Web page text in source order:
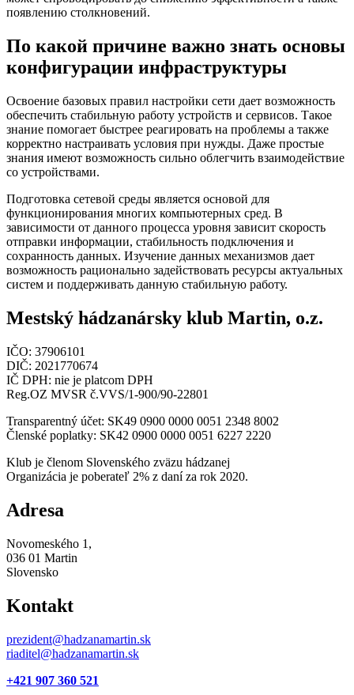
появлению столкновений.
По какой причине важно знать основы
конфигурации инфраструктуры
Освоение базовых правил настройки сети дает возможность
обеспечить стабильную работу устройств и сервисов. Такое
знание помогает быстрее реагировать на проблемы а также
корректно настраивать условия при нужды. Даже простые
знания имеют возможность сильно облегчить взаимодействие
со устройствами.
Подготовка сетевой среды является основой для
функционирования многих компьютерных сред. В
зависимости от данного процесса уровня зависит скорость
отправки информации, стабильность подключения и
сохранность данных. Изучение данных механизмов дает
возможность рационально задействовать ресурсы актуальных
систем и поддерживать данную стабильную работу.
Mestský hádzanársky klub Martin, o.z.
IČO: 37906101
DIČ: 2021770674
IČ DPH: nie je platcom DPH
Reg.OZ MVSR č.VVS/1-900/90-22801
Transparentný účet: SK49 0900 0000 0051 2348 8002
Členské poplatky: SK42 0900 0000 0051 6227 2220
Klub je členom Slovenského zväzu hádzanej
Organizácia je poberateľ 2% z daní za rok 2020.
Adresa
Novomeského 1,
036 01 Martin
Slovensko
Kontakt
prezident@hadzanamartin.sk
riaditel@hadzanamartin.sk
+421 907 360 521